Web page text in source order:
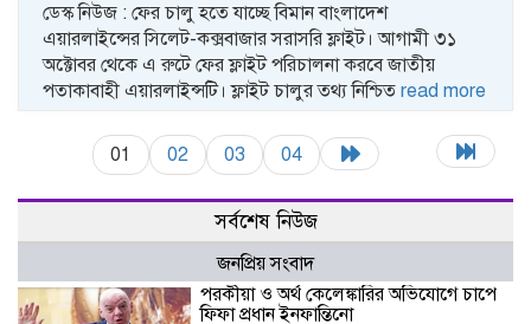
ডেস্ক নিউজ : ফের চালু হতে যাচ্ছে বিমান বাংলাদেশ
এয়ারলাইন্সের সিলেট-কক্সবাজার সরাসরি ফ্লাইট। আগামী ৩১
অক্টোবর থেকে এ রুটে ফের ফ্লাইট পরিচালনা করবে জাতীয়
পতাকাবাহী এয়ারলাইন্সটি। ফ্লাইট চালুর তথ্য নিশ্চিত read more
01 02 03 04
সর্বশেষ নিউজ
জনপ্রিয় সংবাদ
পরকীয়া ও অর্থ কেলেঙ্কারির অভিযোগে চাপে
ফিফা প্রধান ইনফান্তিনো